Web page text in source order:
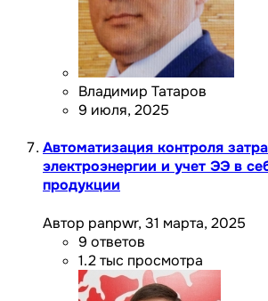
Владимир Татаров
9 июля, 2025
Автоматизация контроля
электроэнергии и учет ЭЭ в
продукции
Автор panpwr, 31 марта, 2025
9 ответов
1.2 тыс просмотра